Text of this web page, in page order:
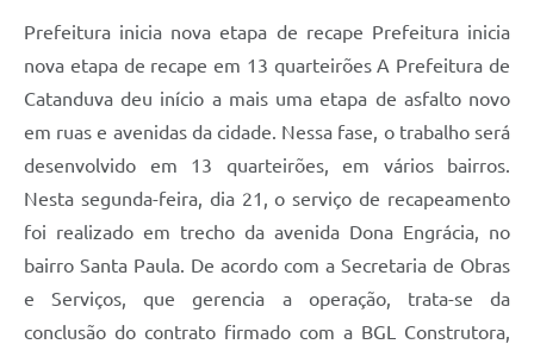
Prefeitura inicia nova etapa de recape Prefeitura inicia
nova etapa de recape em 13 quarteirões A Prefeitura de
Catanduva deu início a mais uma etapa de asfalto novo
em ruas e avenidas da cidade. Nessa fase, o trabalho será
desenvolvido em 13 quarteirões, em vários bairros.
Nesta segunda-feira, dia 21, o serviço de recapeamento
foi realizado em trecho da avenida Dona Engrácia, no
bairro Santa Paula. De acordo com a Secretaria de Obras
e Serviços, que gerencia a operação, trata-se da
conclusão do contrato firmado com a BGL Construtora,